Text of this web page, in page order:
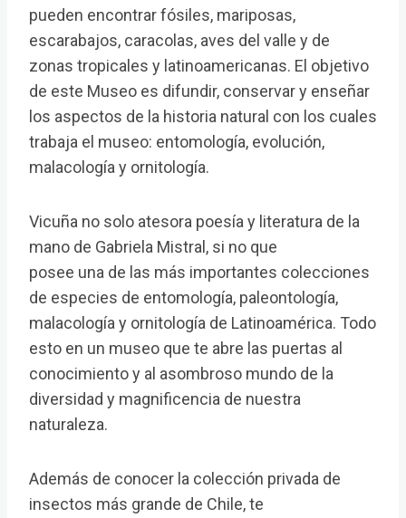
pueden encontrar fósiles, mariposas,
escarabajos, caracolas, aves del valle y de
zonas tropicales y latinoamericanas. El objetivo
de este Museo es difundir, conservar y enseñar
los aspectos de la historia natural con los cuales
trabaja el museo: entomología, evolución,
malacología y ornitología.
Vicuña no solo atesora poesía y literatura de la
mano de Gabriela Mistral, si no que
posee una de las más importantes colecciones
de especies de entomología, paleontología,
malacología y ornitología de Latinoamérica. Todo
esto en un museo que te abre las puertas al
conocimiento y al asombroso mundo de la
diversidad y magnificencia de nuestra
naturaleza.
Además de conocer la colección privada de
insectos más grande de Chile, te